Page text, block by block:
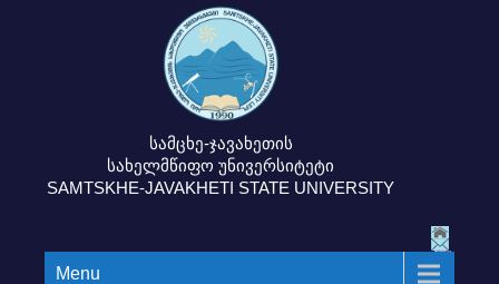
სამცხე-ჯავახეთის
სახელმწიფო უნივერსიტეტი
SAMTSKHE-JAVAKHETI STATE UNIVERSITY
Menu